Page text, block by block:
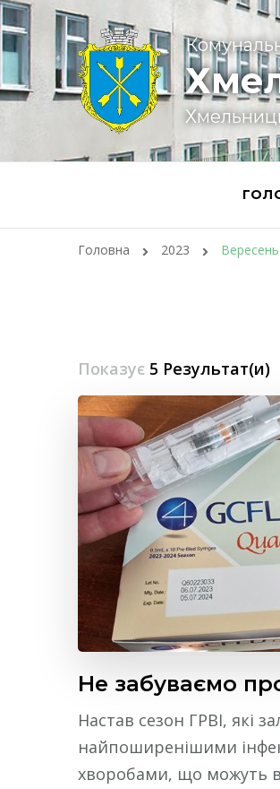
Головна 2023 Вересень
Показує 5 Результат(и)
Не забуваємо
Настав сезон ГРВІ, які
найпоширенішими
хворобами, що можуть